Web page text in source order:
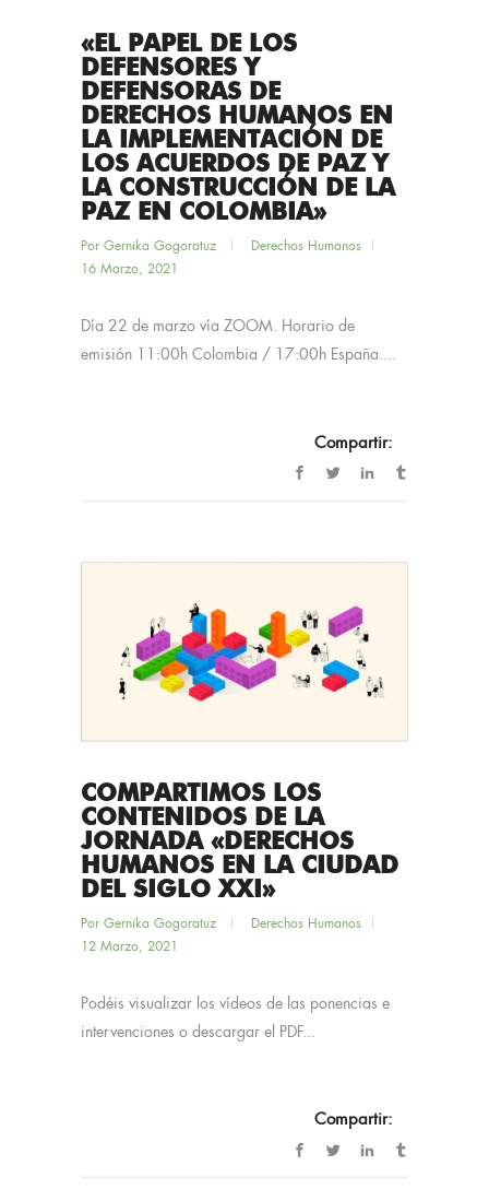
«EL PAPEL DE LOS
DEFENSORES Y
DEFENSORAS DE
DERECHOS HUMANOS EN
LA IMPLEMENTACIÓN DE
LOS ACUERDOS DE PAZ Y
LA CONSTRUCCIÓN DE LA
PAZ EN COLOMBIA»
Por Gernika Gogoratuz
Derechos Humanos
16 Marzo, 2021
Día 22 de marzo vía ZOOM. Horario de
emisión 11:00h Colombia / 17:00h España....
Compartir:
COMPARTIMOS LOS
CONTENIDOS DE LA
JORNADA «DERECHOS
HUMANOS EN LA CIUDAD
DEL SIGLO XXI»
Por Gernika Gogoratuz
Derechos Humanos
12 Marzo, 2021
Podéis visualizar los vídeos de las ponencias e
intervenciones o descargar el PDF...
Compartir: